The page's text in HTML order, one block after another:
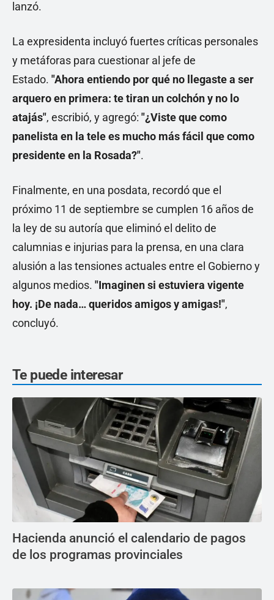
lanzó.
La expresidenta incluyó fuertes críticas personales
y metáforas para cuestionar al jefe de
Estado. "Ahora entiendo por qué no llegaste a ser
arquero en primera: te tiran un colchón y no lo
atajás", escribió, y agregó: "¿Viste que como
panelista en la tele es mucho más fácil que como
presidente en la Rosada?".
Finalmente, en una posdata, recordó que el
próximo 11 de septiembre se cumplen 16 años de
la ley de su autoría que eliminó el delito de
calumnias e injurias para la prensa, en una clara
alusión a las tensiones actuales entre el Gobierno y
algunos medios. "Imaginen si estuviera vigente
hoy. ¡De nada… queridos amigos y amigas!",
concluyó.
Te puede interesar
Hacienda anunció el calendario de pagos
de los programas provinciales